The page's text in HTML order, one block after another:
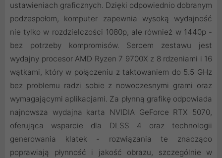
ustawieniach graficznych. Dzięki odpowiednio dobranym
podzespołom, komputer zapewnia wysoką wydajność
nie tylko w rozdzielczości 1080p, ale również w 1440p -
bez potrzeby kompromisów. Sercem zestawu jest
wydajny procesor AMD Ryzen 7 9700X z 8 rdzeniami i 16
wątkami, który w połączeniu z taktowaniem do 5.5 GHz
bez problemu radzi sobie z nowoczesnymi grami oraz
wymagającymi aplikacjami. Za płynną grafikę odpowiada
najnowsza wydajna karta NVIDIA GeForce RTX 5070,
oferująca wsparcie dla DLSS 4 oraz technologii
generowania klatek - rozwiązania te znacząco
poprawiają płynność i jakość obrazu, szczególnie w